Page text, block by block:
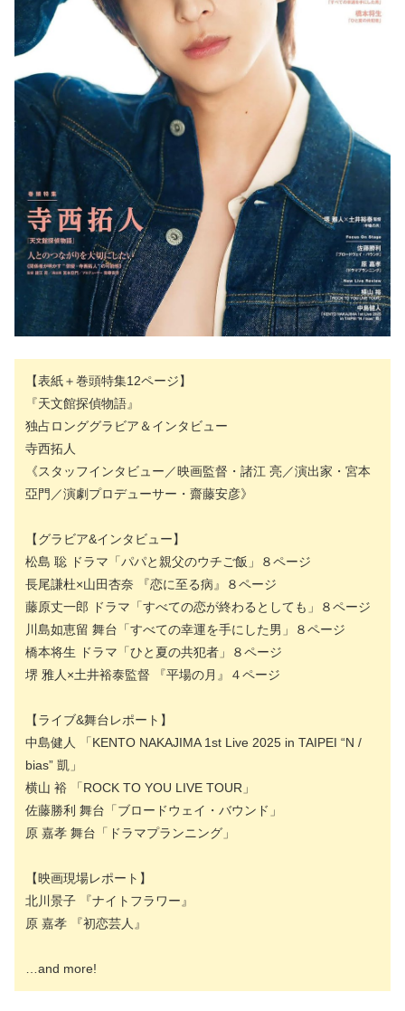
【表紙＋巻頭特集12ページ】
『天文館探偵物語』
独占ロンググラビア＆インタビュー
寺西拓人
《スタッフインタビュー／映画監督・諸江 亮／演出家・宮本
亞門／演劇プロデューサー・齋藤安彦》
【グラビア&インタビュー】
松島 聡 ドラマ「パパと親父のウチご飯」８ページ
長尾謙杜×山田杏奈 『恋に至る病』８ページ
藤原丈一郎 ドラマ「すべての恋が終わるとしても」８ページ
川島如恵留 舞台「すべての幸運を手にした男」８ページ
橋本将生 ドラマ「ひと夏の共犯者」８ページ
堺 雅人×土井裕泰監督 『平場の月』４ページ
【ライブ&舞台レポート】
中島健人 「KENTO NAKAJIMA 1st Live 2025 in TAIPEI “N /
bias” 凱」
横山 裕 「ROCK TO YOU LIVE TOUR」
佐藤勝利 舞台「ブロードウェイ・バウンド」
原 嘉孝 舞台「ドラマプランニング」
【映画現場レポート】
北川景子 『ナイトフラワー』
原 嘉孝 『初恋芸人』
…and more!